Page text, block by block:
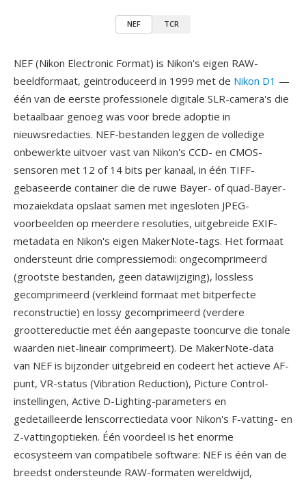
NEF TCR
NEF (Nikon Electronic Format) is Nikon's eigen RAW-
beeldformaat, geintroduceerd in 1999 met de Nikon D1 —
één van de eerste professionele digitale SLR-camera's die
betaalbaar genoeg was voor brede adoptie in
nieuwsredacties. NEF-bestanden leggen de volledige
onbewerkte uitvoer vast van Nikon's CCD- en CMOS-
sensoren met 12 of 14 bits per kanaal, in één TIFF-
gebaseerde container die de ruwe Bayer- of quad-Bayer-
mozaiekdata opslaat samen met ingesloten JPEG-
voorbeelden op meerdere resoluties, uitgebreide EXIF-
metadata en Nikon's eigen MakerNote-tags. Het formaat
ondersteunt drie compressiemodi: ongecomprimeerd
(grootste bestanden, geen datawijziging), lossless
gecomprimeerd (verkleind formaat met bitperfecte
reconstructie) en lossy gecomprimeerd (verdere
groottereductie met één aangepaste tooncurve die tonale
waarden niet-lineair comprimeert). De MakerNote-data
van NEF is bijzonder uitgebreid en codeert het actieve AF-
punt, VR-status (Vibration Reduction), Picture Control-
instellingen, Active D-Lighting-parameters en
gedetailleerde lenscorrectiedata voor Nikon's F-vatting- en
Z-vattingoptieken. Één voordeel is het enorme
ecosysteem van compatibele software: NEF is één van de
breedst ondersteunde RAW-formaten wereldwijd,